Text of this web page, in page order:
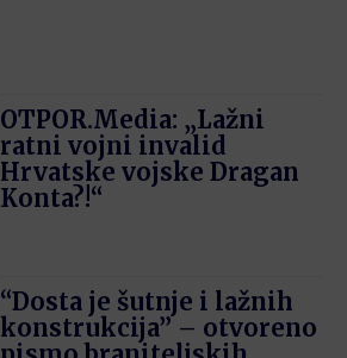
OTPOR.Media: „Lažni
ratni vojni invalid
Hrvatske vojske Dragan
Konta?!“
“Dosta je šutnje i lažnih
konstrukcija” – otvoreno